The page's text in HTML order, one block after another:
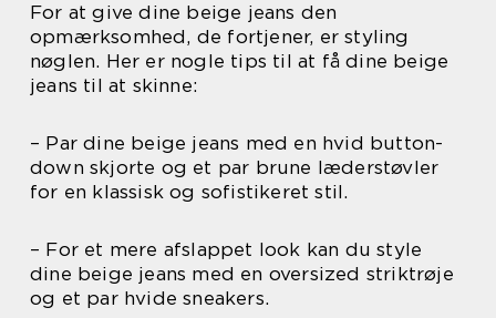
For at give dine beige jeans den
opmærksomhed, de fortjener, er styling
nøglen. Her er nogle tips til at få dine beige
jeans til at skinne:
– Par dine beige jeans med en hvid button-
down skjorte og et par brune læderstøvler
for en klassisk og sofistikeret stil.
– For et mere afslappet look kan du style
dine beige jeans med en oversized striktrøje
og et par hvide sneakers.